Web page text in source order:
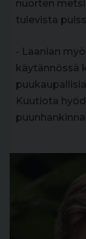
nuorten
tulevista
- Laanian
käytännössä
Kuutiota